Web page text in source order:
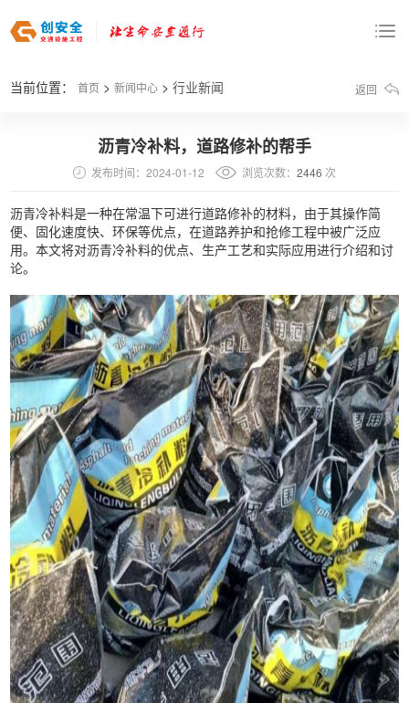
当前位置：首页 >新闻中心 >行业新闻 返回
沥青冷补料，道路修补的帮手
发布时间： 2024-01-12 浏览次数：2446 次
沥青冷补料是一种在常温下可进行道路修补的材料，由于其操作简
便、固化速度快、环保等优点，在道路养护和抢修工程中被广泛应
用。本文将对沥青冷补料的优点、生产工艺和实际应用进行介绍和讨
论。